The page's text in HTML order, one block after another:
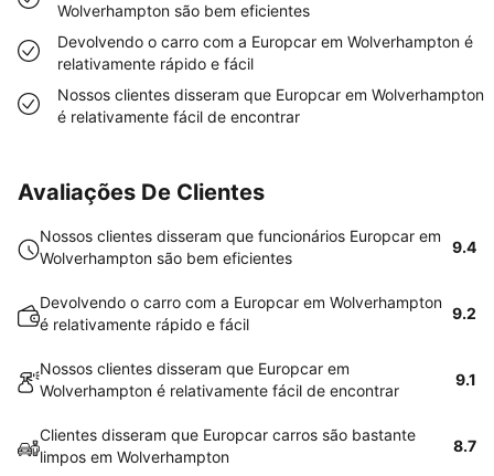
Wolverhampton são bem eficientes
Devolvendo o carro com a Europcar em Wolverhampton é
relativamente rápido e fácil
Nossos clientes disseram que Europcar em Wolverhampton
é relativamente fácil de encontrar
Avaliações De Clientes
Nossos clientes disseram que funcionários Europcar em
Wolverhampton são bem eficientes
9.4
Devolvendo o carro com a Europcar em Wolverhampton
é relativamente rápido e fácil
9.2
Nossos clientes disseram que Europcar em
Wolverhampton é relativamente fácil de encontrar
9.1
Clientes disseram que Europcar carros são bastante
limpos em Wolverhampton
8.7